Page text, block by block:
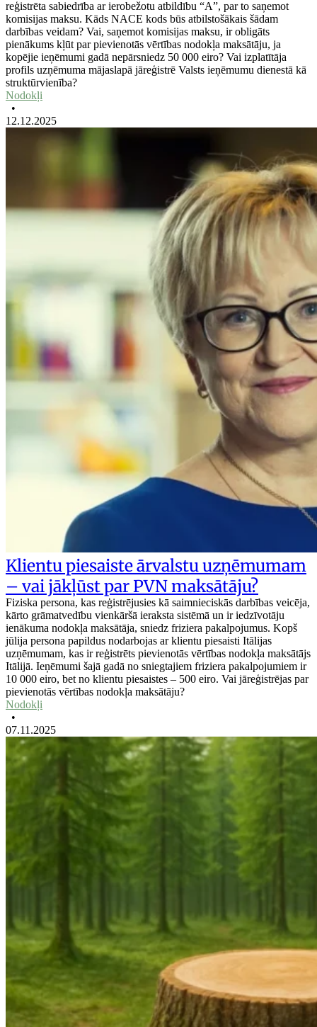
reģistrēta sabiedrība ar ierobežotu atbildību “A”, par to saņemot
komisijas maksu. Kāds NACE kods būs atbilstošākais šādam
darbības veidam? Vai, saņemot komisijas maksu, ir obligāts
pienākums kļūt par pievienotās vērtības nodokļa maksātāju, ja
kopējie ieņēmumi gadā nepārsniedz 50 000 eiro? Vai izplatītāja
profils uzņēmuma mājaslapā jāreģistrē Valsts ieņēmumu dienestā kā
struktūrvienība?
Nodokļi
•
12.12.2025
Klientu piesaiste ārvalstu uzņēmumam
– vai jākļūst par PVN maksātāju?
Fiziska persona, kas reģistrējusies kā saimnieciskās darbības veicēja,
kārto grāmatvedību vienkāršā ieraksta sistēmā un ir iedzīvotāju
ienākuma nodokļa maksātāja, sniedz friziera pakalpojumus. Kopš
jūlija persona papildus nodarbojas ar klientu piesaisti Itālijas
uzņēmumam, kas ir reģistrēts pievienotās vērtības nodokļa maksātājs
Itālijā. Ieņēmumi šajā gadā no sniegtajiem friziera pakalpojumiem ir
10 000 eiro, bet no klientu piesaistes – 500 eiro. Vai jāreģistrējas par
pievienotās vērtības nodokļa maksātāju?
Nodokļi
•
07.11.2025